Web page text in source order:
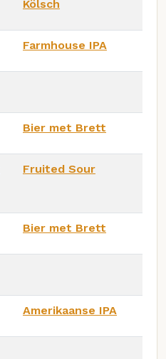
Kölsch
Farmhouse IPA
Bier met Brett
Fruited Sour
Bier met Brett
Amerikaanse IPA